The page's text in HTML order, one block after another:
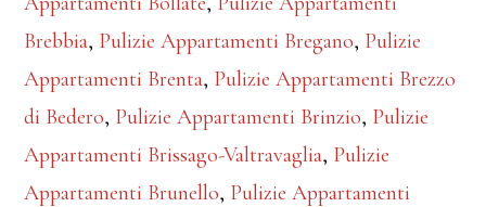
Brebbia, Pulizie Appartamenti Bregano, Pulizie
Appartamenti Brenta, Pulizie Appartamenti Brezzo
di Bedero, Pulizie Appartamenti Brinzio, Pulizie
Appartamenti Brissago-Valtravaglia, Pulizie
Appartamenti Brunello, Pulizie Appartamenti